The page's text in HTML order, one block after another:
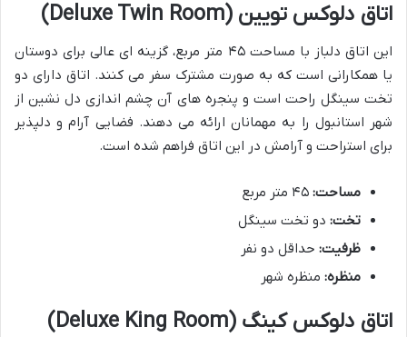
اتاق دلوکس تویین (Deluxe Twin Room)
این اتاق دلباز با مساحت ۴۵ متر مربع، گزینه ای عالی برای دوستان
یا همکارانی است که به صورت مشترک سفر می کنند. اتاق دارای دو
تخت سینگل راحت است و پنجره های آن چشم اندازی دل نشین از
شهر استانبول را به مهمانان ارائه می دهند. فضایی آرام و دلپذیر
برای استراحت و آرامش در این اتاق فراهم شده است.
مساحت:
تخت: دو تخت سینگل
ظرفیت: حداقل دو نفر
منظره: منظره شهر
اتاق دلوکس کینگ (Deluxe King Room)